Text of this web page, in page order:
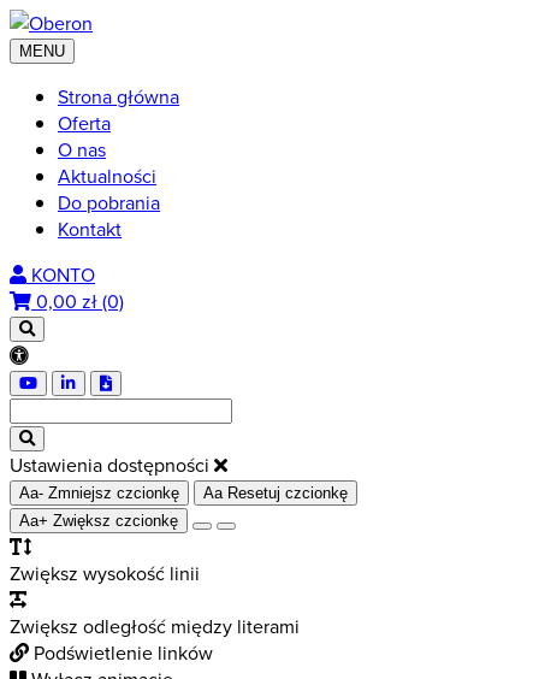
MENU
Strona główna
Oferta
O nas
Aktualności
Do pobrania
Kontakt
KONTO
0,00 zł (0)
Ustawienia dostępności
Aa- Zmniejsz czcionkę Aa Resetuj czcionkę
Aa+ Zwiększ czcionkę
Zwiększ wysokość linii
Zwiększ odległość między literami
Podświetlenie linków